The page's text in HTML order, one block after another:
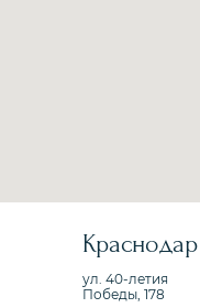
Краснодар
ул. 40-летия
Победы, 178